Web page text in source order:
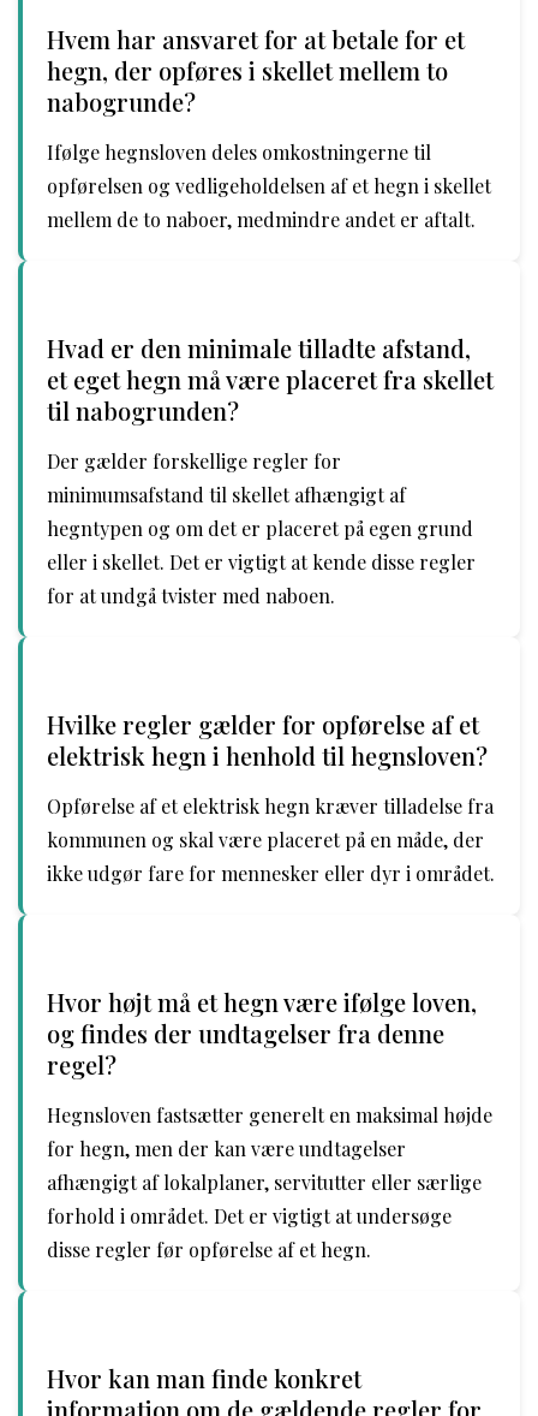
Hvem har ansvaret for at betale for et
hegn, der opføres i skellet mellem to
nabogrunde?
Ifølge hegnsloven deles omkostningerne til
opførelsen og vedligeholdelsen af et hegn i skellet
mellem de to naboer, medmindre andet er aftalt.
Hvad er den minimale tilladte afstand,
et eget hegn må være placeret fra skellet
til nabogrunden?
Der gælder forskellige regler for
minimumsafstand til skellet afhængigt af
hegntypen og om det er placeret på egen grund
eller i skellet. Det er vigtigt at kende disse regler
for at undgå tvister med naboen.
Hvilke regler gælder for opførelse af et
elektrisk hegn i henhold til hegnsloven?
Opførelse af et elektrisk hegn kræver tilladelse fra
kommunen og skal være placeret på en måde, der
ikke udgør fare for mennesker eller dyr i området.
Hvor højt må et hegn være ifølge loven,
og findes der undtagelser fra denne
regel?
Hegnsloven fastsætter generelt en maksimal højde
for hegn, men der kan være undtagelser
afhængigt af lokalplaner, servitutter eller særlige
forhold i området. Det er vigtigt at undersøge
disse regler før opførelse af et hegn.
Hvor kan man finde konkret
information om de gældende regler for